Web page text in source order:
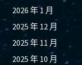
2026 年 1 月
2025 年 12 月
2025 年 11 月
2025 年 10 月